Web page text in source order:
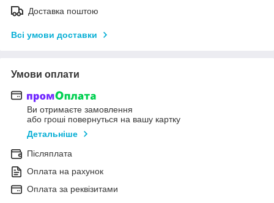
Доставка поштою
Всі умови доставки
Умови оплати
Ви отримаєте замовлення
або гроші повернуться на вашу картку
Детальніше
Післяплата
Оплата на рахунок
Оплата за реквізитами